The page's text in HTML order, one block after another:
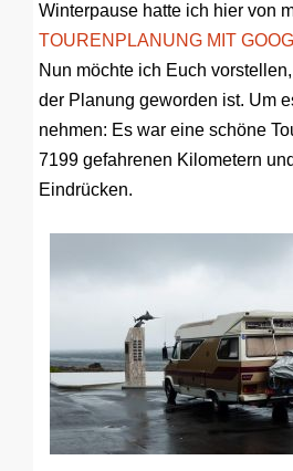
Winterpause hatte ich hier von
TOURENPLANUNG MIT
Nun möchte ich Euch
der Planung geworden ist. Um
nehmen: Es war eine schöne
7199 gefahrenen Kilometern
Eindrücken.